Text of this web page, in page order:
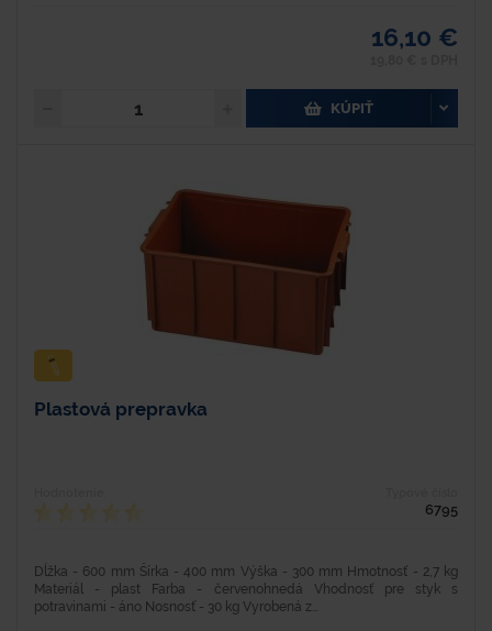
16,10 €
KÚPIŤ
Plastová prepravka
6795
Dĺžka - 600 mm Šírka - 400 mm Výška - 300 mm Hmotnosť - 2,7 kg
Materiál - plast Farba - červenohnedá Vhodnosť pre styk s
potravinami - áno Nosnosť - 30 kg Vyrobená z...